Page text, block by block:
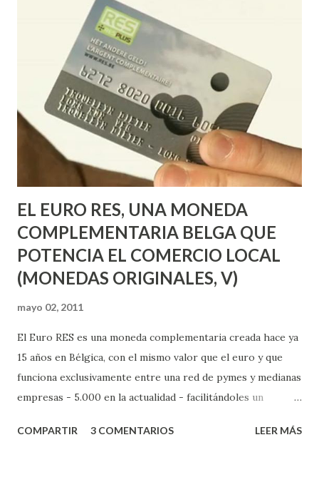
conocido e intercambiado experiencias, conocimientos,
ideas, emociones, no solo aquí en España sino
especialmente en Latinoamérica; y continuamos con muchas
más iniciativas como el Banco de Tiempo de las Letras y el
TIMELAB en el Medialab Prado, o en proyectos de monedas
sociales como el Maravedí en Zafra, además de
colaboraciones con otros tantos proyectos en diversas
partes del mundo. También es momento de dejar
responsabilidades y asumir otras nuevas: La ADBDT a la que
accedí e...
EL EURO RES, UNA MONEDA
COMPLEMENTARIA BELGA QUE
POTENCIA EL COMERCIO LOCAL
(MONEDAS ORIGINALES, V)
mayo 02, 2011
El Euro RES es una moneda complementaria creada hace ya
15 años en Bélgica, con el mismo valor que el euro y que
funciona exclusivamente entre una red de pymes y medianas
empresas - 5.000 en la actualidad - facilitándoles un
sus negocios entre sí - todo fiscalmente transparente -
COMPARTIR 3 COMENTARIOS LEER MÁS